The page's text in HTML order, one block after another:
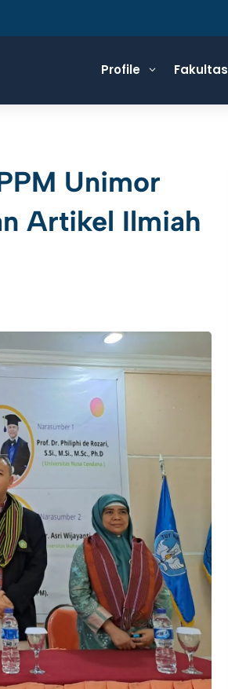
Profile 3 Fakultas
Unimor
Artikel Ilmiah